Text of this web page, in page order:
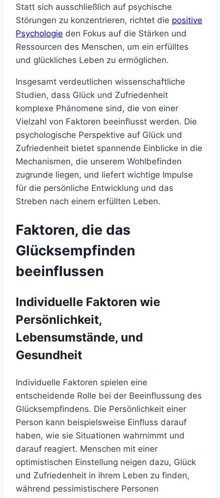
Statt sich ausschließlich auf psychische
Störungen zu konzentrieren, richtet die positive
Psychologie den Fokus auf die Stärken und
Ressourcen des Menschen, um ein erfülltes
und glückliches Leben zu ermöglichen.
Insgesamt verdeutlichen wissenschaftliche
Studien, dass Glück und Zufriedenheit
komplexe Phänomene sind, die von einer
Vielzahl von Faktoren beeinflusst werden. Die
psychologische Perspektive auf Glück und
Zufriedenheit bietet spannende Einblicke in die
Mechanismen, die unserem Wohlbefinden
zugrunde liegen, und liefert wichtige Impulse
für die persönliche Entwicklung und das
Streben nach einem erfüllten Leben.
Faktoren, die das
Glücksempfinden
beeinflussen
Individuelle Faktoren wie
Persönlichkeit,
Lebensumstände, und
Gesundheit
Individuelle Faktoren spielen eine
entscheidende Rolle bei der Beeinflussung des
Glücksempfindens. Die Persönlichkeit einer
Person kann beispielsweise Einfluss darauf
haben, wie sie Situationen wahrnimmt und
darauf reagiert. Menschen mit einer
optimistischen Einstellung neigen dazu, Glück
und Zufriedenheit in ihrem Leben zu finden,
während pessimistischere Personen